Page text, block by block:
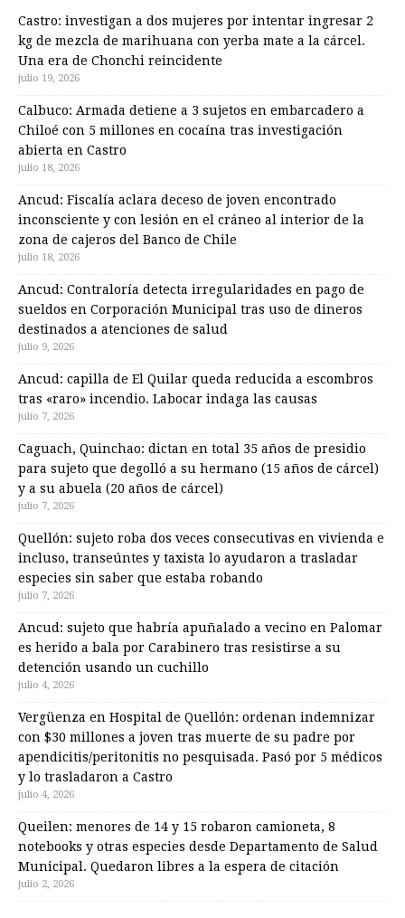
Castro: investigan a dos mujeres por intentar ingresar 2
kg de mezcla de marihuana con yerba mate a la cárcel.
Una era de Chonchi reincidente
julio 19, 2026
Calbuco: Armada detiene a 3 sujetos en embarcadero a
Chiloé con 5 millones en cocaína tras investigación
abierta en Castro
julio 18, 2026
Ancud: Fiscalía aclara deceso de joven encontrado
inconsciente y con lesión en el cráneo al interior de la
zona de cajeros del Banco de Chile
julio 18, 2026
Ancud: Contraloría detecta irregularidades en pago de
sueldos en Corporación Municipal tras uso de dineros
destinados a atenciones de salud
julio 9, 2026
Ancud: capilla de El Quilar queda reducida a escombros
tras «raro» incendio. Labocar indaga las causas
julio 7, 2026
Caguach, Quinchao: dictan en total 35 años de presidio
para sujeto que degolló a su hermano (15 años de cárcel)
y a su abuela (20 años de cárcel)
julio 7, 2026
Quellón: sujeto roba dos veces consecutivas en vivienda e
incluso, transeúntes y taxista lo ayudaron a trasladar
especies sin saber que estaba robando
julio 7, 2026
Ancud: sujeto que habría apuñalado a vecino en Palomar
es herido a bala por Carabinero tras resistirse a su
detención usando un cuchillo
julio 4, 2026
Vergüenza en Hospital de Quellón: ordenan indemnizar
con $30 millones a joven tras muerte de su padre por
apendicitis/peritonitis no pesquisada. Pasó por 5 médicos
y lo trasladaron a Castro
julio 4, 2026
Queilen: menores de 14 y 15 robaron camioneta, 8
notebooks y otras especies desde Departamento de Salud
Municipal. Quedaron libres a la espera de citación
julio 2, 2026